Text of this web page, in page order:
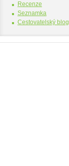
Recenze
Seznamka
Cestovatelský blog